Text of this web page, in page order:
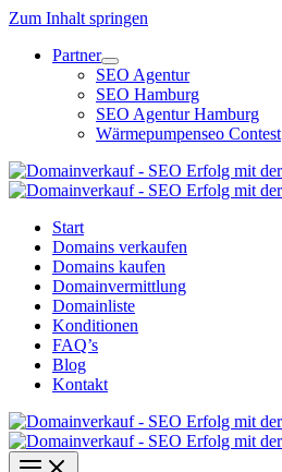
Zum Inhalt springen
Partner
SEO Agentur
SEO Hamburg
SEO Agentur Hamburg
Wärmepumpenseo Contest
Start
Domains verkaufen
Domains kaufen
Domainvermittlung
Domainliste
Konditionen
FAQ’s
Blog
Kontakt